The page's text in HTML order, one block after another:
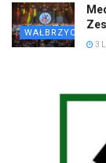
WAŁBRZYCH
3